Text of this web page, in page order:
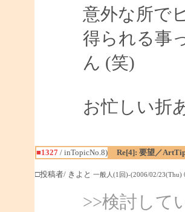
意外な所で
得られる事
ん (笑)
お忙しい折
■1327/ inTopicNo.8) Re[4]: 要望／
□投稿者/ きよと 一般人(1回)-(2006/02/23(Thu)
>>検討して